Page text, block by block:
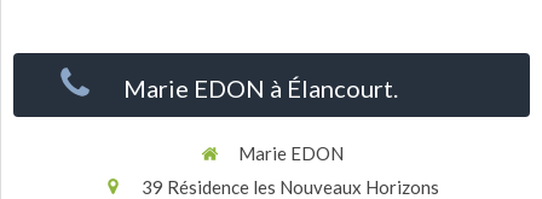
Marie EDON à Élancourt.
Marie EDON
39 Résidence les Nouveaux Horizons